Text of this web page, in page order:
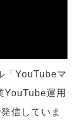
「YouTubeマ
YouTube運用
信していま